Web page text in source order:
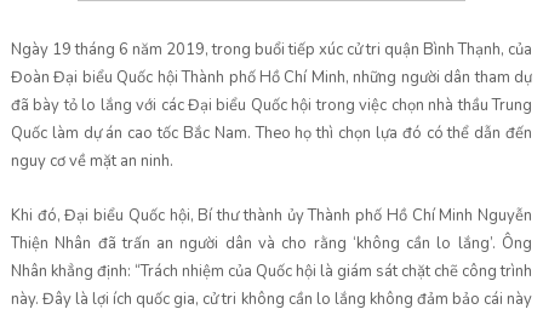
Ngày 19 tháng 6 năm 2019, trong buổi tiếp xúc cử tri quận Bình Thạnh, của
Đoàn Đại biểu Quốc hội Thành phố Hồ Chí Minh, những người dân tham dự
đã bày tỏ lo lắng với các Đại biểu Quốc hội trong việc chọn nhà thầu Trung
Quốc làm dự án cao tốc Bắc Nam. Theo họ thì chọn lựa đó có thể dẫn đến
nguy cơ về mặt an ninh.
Khi đó, Đại biểu Quốc hội, Bí thư thành ủy Thành phố Hồ Chí Minh Nguyễn
Thiện Nhân đã trấn an người dân và cho rằng ‘không cần lo lắng’. Ông
Nhân khẳng định: “Trách nhiệm của Quốc hội là giám sát chặt chẽ công trình
này. Đây là lợi ích quốc gia, cử tri không cần lo lắng không đảm bảo cái này